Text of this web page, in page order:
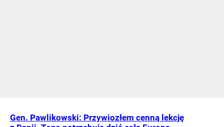
Gen. Pawlikowski: Przywiozłem cenną lekcję